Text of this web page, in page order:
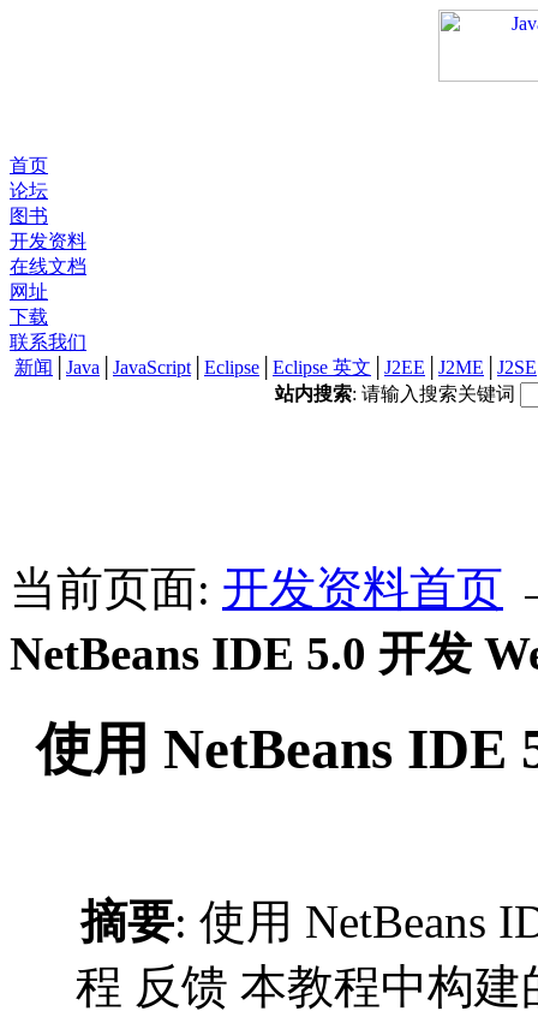
首页
论坛
图书
开发资料
在线文档
网址
下载
联系我们
新闻
Java JavaScript Eclipse Eclipse 英文 J2EE J2ME J2SE
站内搜索: 请输入搜索关键词
当前页面: 开发资料首页
NetBeans IDE 5.0 开发
使用 NetBeans IDE
摘要: 使用 NetBeans
程 反馈 本教程中构建